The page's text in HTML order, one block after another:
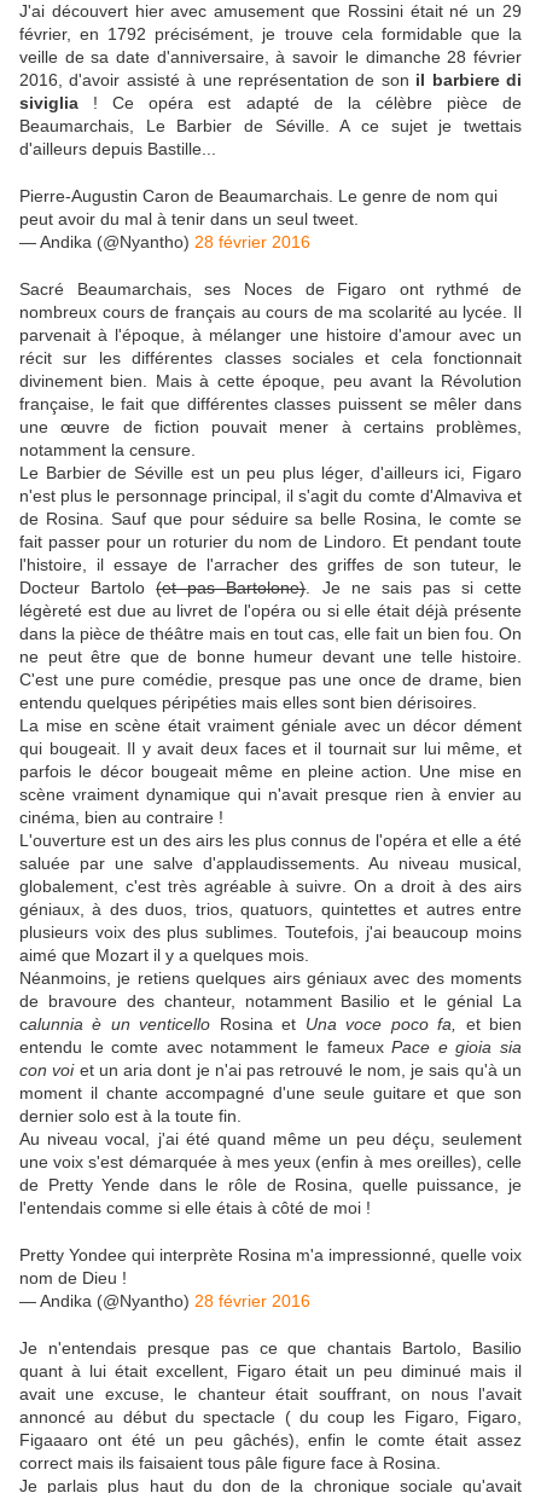
J'ai découvert hier avec amusement que Rossini était né un 29
février, en 1792 précisément, je trouve cela formidable que la
veille de sa date d'anniversaire, à savoir le dimanche 28 février
2016, d'avoir assisté à une représentation de son il barbiere di
siviglia ! Ce opéra est adapté de la célèbre pièce de
Beaumarchais, Le Barbier de Séville. A ce sujet je twettais
d'ailleurs depuis Bastille...
Pierre-Augustin Caron de Beaumarchais. Le genre de nom qui
peut avoir du mal à tenir dans un seul tweet.
— Andika (@Nyantho) 28 février 2016
Sacré Beaumarchais, ses Noces de Figaro ont rythmé de
nombreux cours de français au cours de ma scolarité au lycée. Il
parvenait à l'époque, à mélanger une histoire d'amour avec un
récit sur les différentes classes sociales et cela fonctionnait
divinement bien. Mais à cette époque, peu avant la Révolution
française, le fait que différentes classes puissent se mêler dans
une œuvre de fiction pouvait mener à certains problèmes,
notamment la censure.
Le Barbier de Séville est un peu plus léger, d'ailleurs ici, Figaro
n'est plus le personnage principal, il s'agit du comte d'Almaviva et
de Rosina. Sauf que pour séduire sa belle Rosina, le comte se
fait passer pour un roturier du nom de Lindoro. Et pendant toute
l'histoire, il essaye de l'arracher des griffes de son tuteur, le
Docteur Bartolo(et pas Bartolone). Je ne sais pas si cette
légèreté est due au livret de l'opéra ou si elle était déjà présente
dans la pièce de théâtre mais en tout cas, elle fait un bien fou. On
ne peut être que de bonne humeur devant une telle histoire.
C'est une pure comédie, presque pas une once de drame, bien
entendu quelques péripéties mais elles sont bien dérisoires.
La mise en scène était vraiment géniale avec un décor dément
qui bougeait. Il y avait deux faces et il tournait sur lui même, et
parfois le décor bougeait même en pleine action. Une mise en
scène vraiment dynamique qui n'avait presque rien à envier au
cinéma, bien au contraire !
L'ouverture est un des airs les plus connus de l'opéra et elle a été
saluée par une salve d'applaudissements. Au niveau musical,
globalement, c'est très agréable à suivre. On a droit à des airs
géniaux, à des duos, trios, quatuors, quintettes et autres entre
plusieurs voix des plus sublimes. Toutefois, j'ai beaucoup moins
aimé que Mozart il y a quelques mois.
Néanmoins, je retiens quelques airs géniaux avec des moments
de bravoure des chanteur, notamment Basilio et le génial La
calunnia è un venticello Rosina et Una voce poco fa, et bien
entendu le comte avec notamment le fameuxPace e gioia sia
con voiet un aria dont je n'ai pas retrouvé le nom, je sais qu'à un
moment il chante accompagné d'une seule guitare et que son
dernier solo est à la toute fin.
Au niveau vocal, j'ai été quand même un peu déçu, seulement
une voix s'est démarquée à mes yeux (enfin à mes oreilles), celle
de Pretty Yende dans le rôle de Rosina, quelle puissance, je
l'entendais comme si elle étais à côté de moi !
Pretty Yondee qui interprète Rosina m'a impressionné, quelle voix
nom de Dieu !
— Andika (@Nyantho) 28 février 2016
Je n'entendais presque pas ce que chantais Bartolo, Basilio
quant à lui était excellent, Figaro était un peu diminué mais il
avait une excuse, le chanteur était souffrant, on nous l'avait
annoncé au début du spectacle ( du coup les Figaro, Figaro,
Figaaaro ont été un peu gâchés), enfin le comte était assez
correct mais ils faisaient tous pâle figure face à Rosina.
Je parlais plus haut du don de la chronique sociale qu'avait